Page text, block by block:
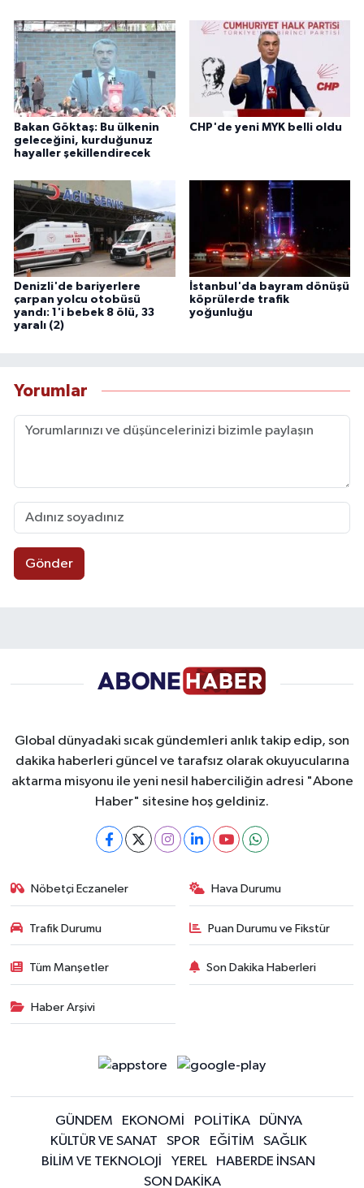
Bakan Göktaş: Bu ülkenin
geleceğini, kurduğunuz
hayaller şekillendirecek
CHP'de yeni MYK belli oldu
Denizli'de bariyerlere
çarpan yolcu otobüsü
yandı: 1'i bebek 8 ölü, 33
yaralı (2)
İstanbul'da bayram dönüşü
köprülerde trafik
yoğunluğu
Yorumlar
Gönder
Global dünyadaki sıcak gündemleri anlık takip edip, son
dakika haberleri güncel ve tarafsız olarak okuyucularına
aktarma misyonu ile yeni nesil haberciliğin adresi "Abone
Haber" sitesine hoş geldiniz.
Nöbetçi Eczaneler Hava Durumu
Trafik Durumu Puan Durumu ve Fikstür
Tüm Manşetler Son Dakika Haberleri
Haber Arşivi
GÜNDEM EKONOMİ POLİTİKA
DÜNYA
KÜLTÜR VE SANAT
SPOR EĞİTİM
SAĞLIK
BİLİM VE TEKNOLOJİ
YEREL
HABERDE İNSAN
SON DAKİKA